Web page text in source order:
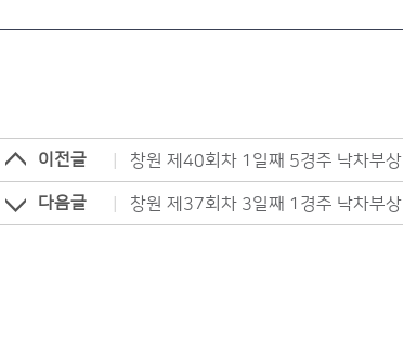
이전글 창원 제40회차 1일째 5경주 낙차부상
다음글 창원 제37회차 3일째 1경주 낙차부상